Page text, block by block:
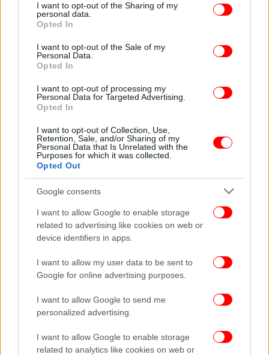
not limited to your visit or usage behaviour. You may click to
grant or deny consent to Google and its third-party tags to
use your data for below specified purposes in below Google
consent section.
I want to opt-out of the Sharing of my
personal data.
Opted In
I want to opt-out of the Sale of my
Personal Data.
Opted In
I want to opt-out of processing my
Personal Data for Targeted Advertising.
Opted In
I want to opt-out of Collection, Use,
Retention, Sale, and/or Sharing of my
Personal Data that Is Unrelated with the
Purposes for which it was collected.
Opted Out
Google consents
I want to allow Google to enable storage
related to advertising like cookies on web or
device identifiers in apps.
I want to allow my user data to be sent to
Google for online advertising purposes.
I want to allow Google to send me
personalized advertising.
I want to allow Google to enable storage
related to analytics like cookies on web or
Ακολουθήστε το στο Google News
και μάθετε
πρώτοι όλες τις ειδήσεις
Δείτε όλες τις τελευταίεςΕιδήσειςαπό την Ελλάδα και τον Κόσμο,
ΔΙΑΒΑΣΤΕ ΠΕΡΙΣΣΟΤΕΡΑ SAMSUNG HYUNDAI
SMARTPHONE